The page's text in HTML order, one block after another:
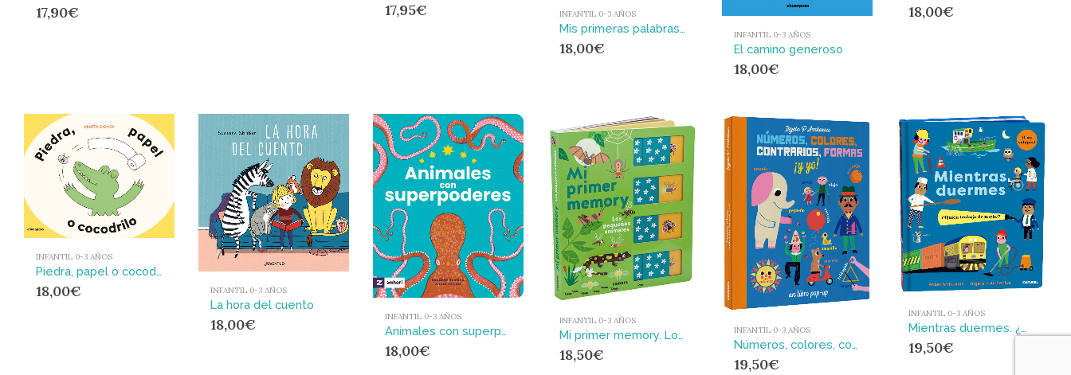
17,90€ 17,95€ INFANTIL 0-3 AÑOS
Mis primeras palabras sobre mí
18,00€
INFANTIL 0-3 AÑOS
El camino generoso
18,00€
18,00€
INFANTIL 0-3 AÑOS
Piedra, papel o cocodrilo
18,00€ INFANTIL 0-3 AÑOS
La hora del cuento
18,00€ INFANTIL 0-3 AÑOS
Animales con superpoderes
18,00€
INFANTIL 0-3 AÑOS
Mi primer memory. Los pequeños animales
18,50€
INFANTIL 0-3 AÑOS
Números, colores, contrarios, formas ¡y yo!
19,50€
INFANTIL 0-3 AÑOS
Mientras duermes. ¿Quién trabaja de noche?
19,50€